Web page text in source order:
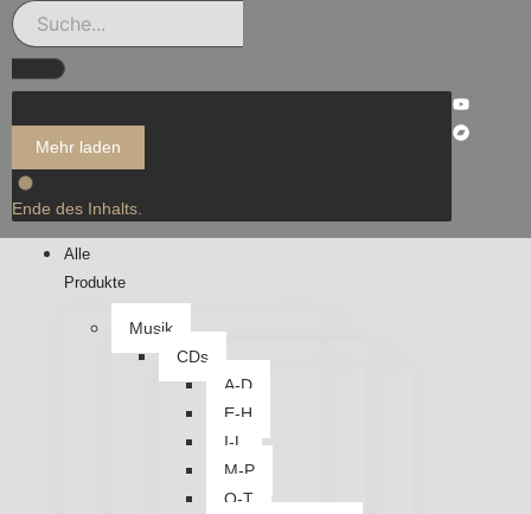
Mehr laden
Ende des Inhalts.
Alle
Produkte
Musik
CDs
A-D
E-H
I-L
M-P
Q-T